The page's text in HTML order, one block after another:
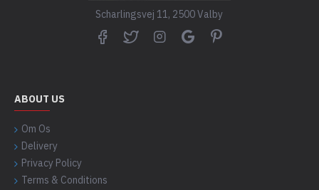
Scharlingsvej 11, 2500 Valby
ABOUT US
Om Os
Delivery
Privacy Policy
Terms & Conditions